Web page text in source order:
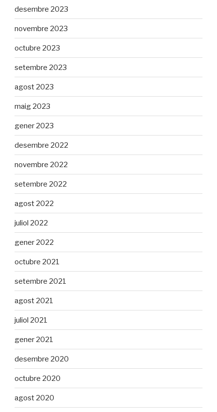
desembre 2023
novembre 2023
octubre 2023
setembre 2023
agost 2023
maig 2023
gener 2023
desembre 2022
novembre 2022
setembre 2022
agost 2022
juliol 2022
gener 2022
octubre 2021
setembre 2021
agost 2021
juliol 2021
gener 2021
desembre 2020
octubre 2020
agost 2020